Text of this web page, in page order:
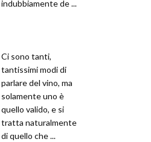
indubbiamente de ...
Ci sono tanti,
tantissimi modi di
parlare del vino, ma
solamente uno è
quello valido, e si
tratta naturalmente
di quello che ...